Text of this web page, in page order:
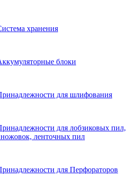
хранения
блоки
для шлифования
для лобзиковых пил,
ленточных пил
для Перфораторов